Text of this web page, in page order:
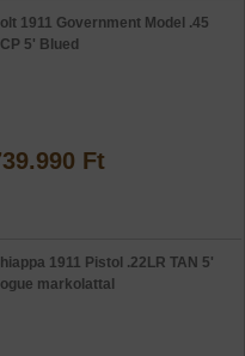
1911 Government Model .45
5' Blued
Ft
1911 Pistol .22LR TAN 5'
markolattal